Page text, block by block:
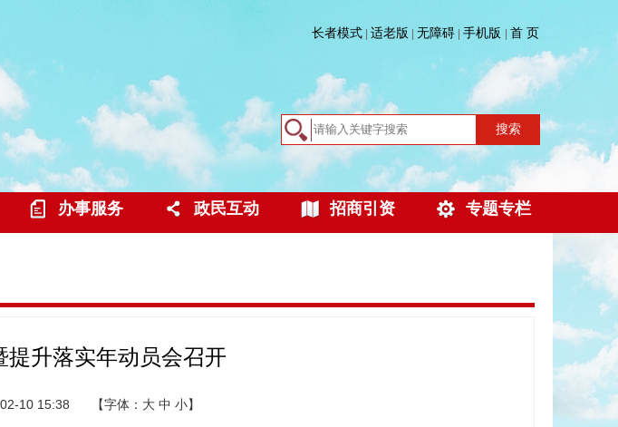
长者模式 适老版 无障碍 手机版 首 页
搜索
办事服务 政民互动 招商引资 专题专栏
升落实年动员会召开
10 15:38 【字体： 大 中 小】